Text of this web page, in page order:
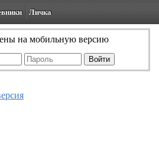
Личка
на мобильную версию